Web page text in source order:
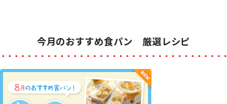
今月のおすすめ食パン 厳選レシピ